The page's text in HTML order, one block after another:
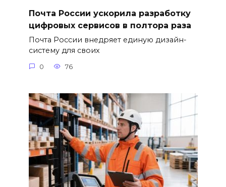
Почта России ускорила разработку
цифровых сервисов в полтора раза
Почта России внедряет единую дизайн-
систему для своих
0 76